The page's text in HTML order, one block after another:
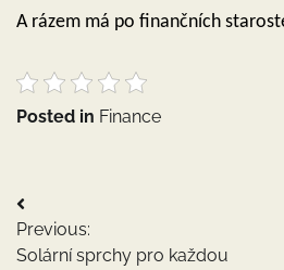
A rázem má po finančních
Posted in Finance
Navigace
pro
Previous:
Solární sprchy pro každou